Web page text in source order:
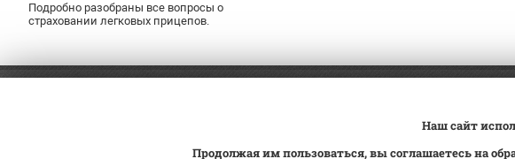
Подробно разобраны все вопросы о
страховании легковых прицепов.
Юго-Восток: 19-й км МКАД
Постановка на учет
Наш сайт
Продолжая им пользоваться, вы соглашаетесь на